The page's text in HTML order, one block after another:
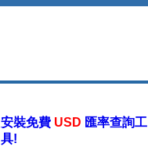
安裝免費 USD 匯率查詢工
具!